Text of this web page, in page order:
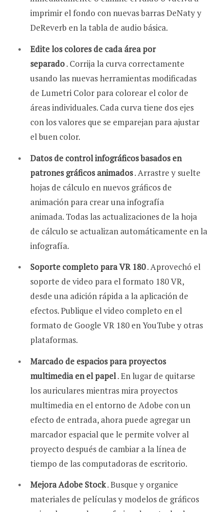
imprimir el fondo con nuevas barras DeNaty y
DeReverb en la tabla de audio básica.
Edite los colores de cada área por
separado. Corrija la curva correctamente
usando las nuevas herramientas modificadas
de Lumetri Color para colorear el color de
áreas individuales. Cada curva tiene dos ejes
con los valores que se emparejan para ajustar
el buen color.
Datos de control infográficos basados ​​en
patrones gráficos animados. Arrastre y suelte
hojas de cálculo en nuevos gráficos de
animación para crear una infografía
animada. Todas las actualizaciones de la hoja
de cálculo se actualizan automáticamente en la
infografía.
Soporte completo para VR 180. Aprovechó el
soporte de video para el formato 180 VR,
desde una adición rápida a la aplicación de
efectos. Publique el video completo en el
formato de Google VR 180 en YouTube y otras
plataformas.
Marcado de espacios para proyectos
multimedia en el papel. En lugar de quitarse
los auriculares mientras mira proyectos
multimedia en el entorno de Adobe con un
efecto de entrada, ahora puede agregar un
marcador espacial que le permite volver al
proyecto después de cambiar a la línea de
tiempo de las computadoras de escritorio.
Mejora Adobe Stock. Busque y organice
materiales de películas y modelos de gráficos